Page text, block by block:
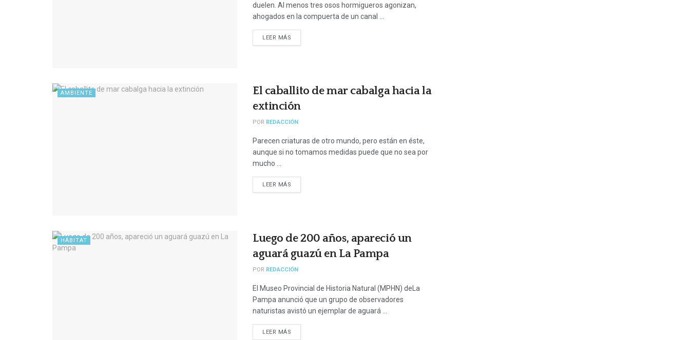
duelen. Al menos tres osos hormigueros agonizan,
ahogados en la compuerta de un canal ...
LEER MÁS
AMBIENTE
El caballito de mar cabalga hacia la
extinción
POR REDACCIÓN
Parecen criaturas de otro mundo, pero están en éste,
aunque si no tomamos medidas puede que no sea por
mucho ...
LEER MÁS
HÁBITAT
Luego de 200 años, apareció un
aguará guazú en La Pampa
POR REDACCIÓN
El Museo Provincial de Historia Natural (MPHN) deLa
Pampa anunció que un grupo de observadores
naturistas avistó un ejemplar de aguará ...
LEER MÁS